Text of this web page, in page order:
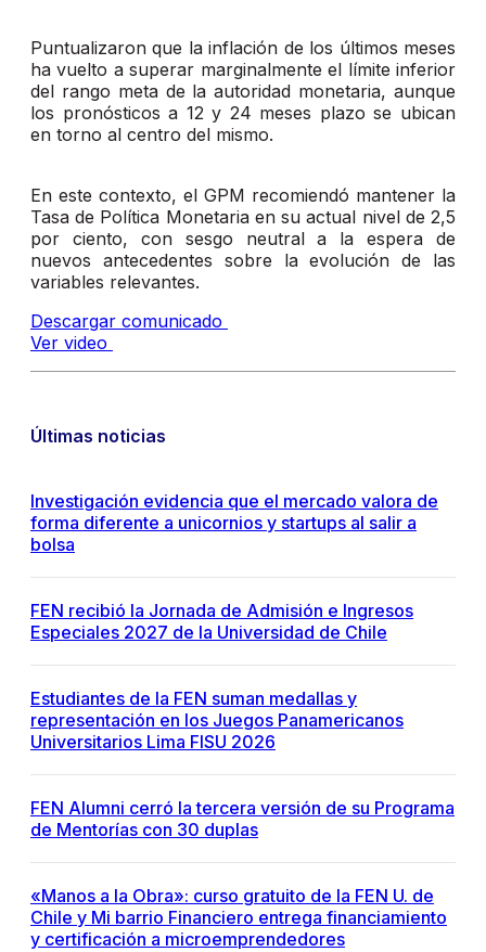
Puntualizaron que la inflación de los últimos meses
ha vuelto a superar marginalmente el límite inferior
del rango meta de la autoridad monetaria, aunque
los pronósticos a 12 y 24 meses plazo se ubican
en torno al centro del mismo.
En este contexto, el GPM recomiendó mantener la
Tasa de Política Monetaria en su actual nivel de 2,5
por ciento, con sesgo neutral a la espera de
nuevos antecedentes sobre la evolución de las
variables relevantes.
Descargar comunicado
Ver video
Últimas noticias
Investigación evidencia que el mercado valora de
forma diferente a unicornios y startups al salir a
bolsa
FEN recibió la Jornada de Admisión e Ingresos
Especiales 2027 de la Universidad de Chile
Estudiantes de la FEN suman medallas y
representación en los Juegos Panamericanos
Universitarios Lima FISU 2026
FEN Alumni cerró la tercera versión de su Programa
de Mentorías con 30 duplas
«Manos a la Obra»: curso gratuito de la FEN U. de
Chile y Mi barrio Financiero entrega financiamiento
y certificación a microemprendedores